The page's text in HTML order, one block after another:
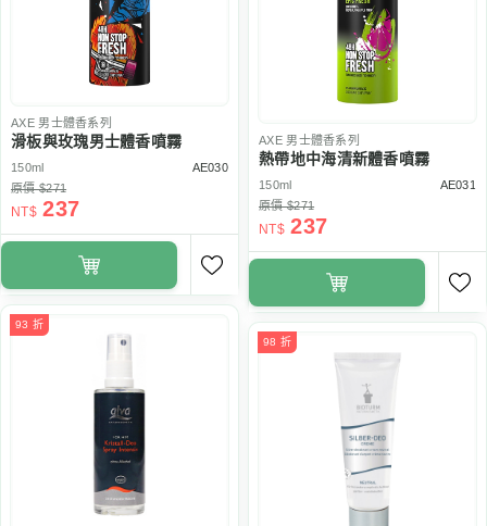
AXE男士體香系列
滑板與玫瑰男士體香噴霧
150ml
AE030
原價 $271
NT$ 237
AXE男士體香系列
熱帶地中海清新體香噴霧
150ml
AE031
原價 $271
NT$ 237
93 折
98 折